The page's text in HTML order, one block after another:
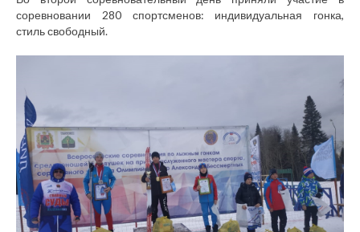
соревновании 280 спортсменов: индивидуальная гонка,
стиль свободный.